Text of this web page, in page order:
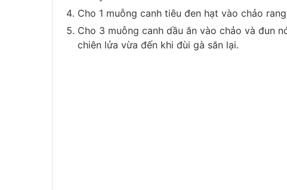
Cho 1 muỗng canh tiêu đen hạt vào chảo
Cho 3 muỗng canh dầu ăn vào chảo và đun
chiên lửa vừa đến khi đùi gà săn lại.